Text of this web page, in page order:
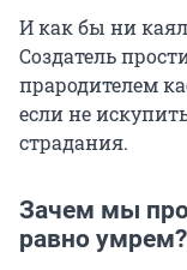
И как бы ни
Создатель
прародителем
если не
страдания.
Зачем мы
равно умрем?